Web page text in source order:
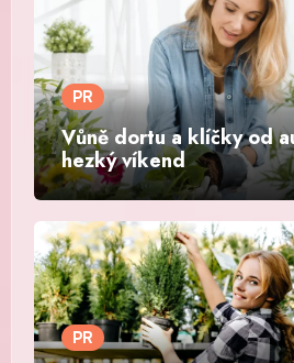
PR
Vůně dortu a klíčky od
hezký víkend
PR